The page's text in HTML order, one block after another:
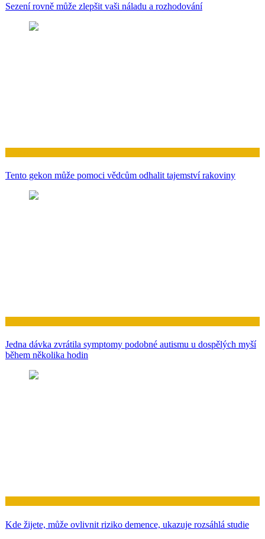
Sezení rovně může zlepšit vaši náladu a rozhodování
Tento gekon může pomoci vědcům odhalit tajemství rakoviny
Jedna dávka zvrátila symptomy podobné autismu u dospělých myší
během několika hodin
Kde žijete, může ovlivnit riziko demence, ukazuje rozsáhlá studie